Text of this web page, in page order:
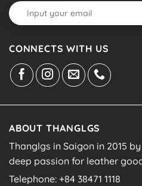
CONNECTS WITH US
ABOUT THANGLGS
Thanglgs in Saigon in 2015
deep passion for leather
Telephone: +84 38471 1118